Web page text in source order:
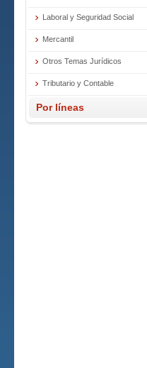
Laboral y Seguridad Social
Mercantil
Otros Temas Jurídicos
Tributario y Contable
Por líneas